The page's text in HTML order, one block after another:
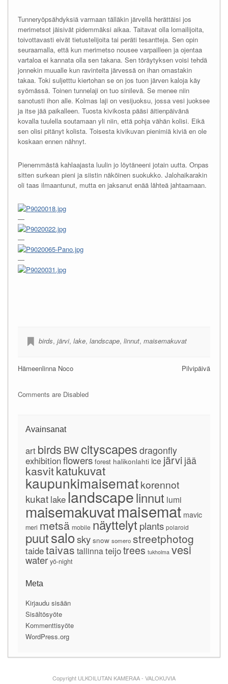
Tunneryöpsähdyksiä varmaan tälläkin järvellä herättäisi jos
merimetsot jäisivät pidemmäksi aikaa. Taitavat olla lomailijoita,
toivottavasti eivät tietustelijoita tai peräti tesantteja. Sen opin
seuraamalla, että kun merimetso nousee varpailleen ja ojentaa
vartaloa ei kannata olla sen takana. Sen töräytyksen voisi tehdä
jonnekin muualle kun ravinteita järvessä on ihan omastakin
takaa. Toki suljetttu kiertohan se on jos tuon järven kaloja käy
syömässä. Toinen tunnelaji on tuo sinilevä. Se menee niin
sanotusti ihon alle. Kolmas laji on vesijuoksu, jossa vesi juoksee
ja itse jää paikalleen. Tuosta kivikosta pääsi äitienpäivänä
kovalla tuulella soutamaan yli niin, että pohja vähän kolisi. Eikä
sen olisi pitänyt kolista. Toisesta kivikuvan pienimiä kiviä en ole
koskaan ennen nähnyt.
Pienemmästä kahlaajasta luulin jo löytäneeni jotain uutta. Onpas
sitten surkean pieni ja siistin näköinen suokukko. Jalohaikarakin
oli taas ilmaantunut, mutta en jaksanut enää lähteä jahtaamaan.
—
—
—
birds, järvi, lake, landscape, linnut, maisemakuvat
Pilvipäivä
Hämeenlinna Noco
Comments are Disabled
Avainsanat
art birds BWcityscapes dragonfly
exhibitionflowers forest halikonlahti ice järvi jää
kasvitkatukuvat
kaupunkimaisematkorennot
kukat lake landscapelinnut lumi
maisemakuvatmaisemat mavic
meri metsä mobile näyttelyt plants polaroid
puutsalosky snow somero streetphotog
taidetaivas tallinna teijotrees tukholma vesi
water yö-night
Meta
Kirjaudu sisään
Sisältösyöte
Kommenttisyöte
WordPress.org
Copyright ULKOILUTAN KAMERAA - VALOKUVIA